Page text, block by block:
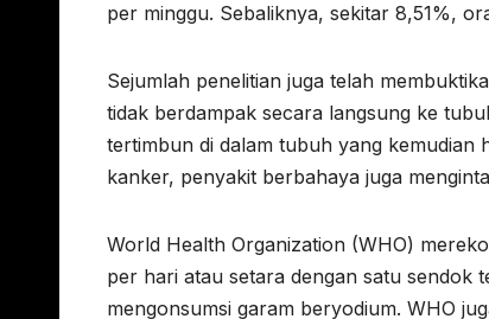
per minggu. Sebaliknya, sekitar 8,51%,
Sejumlah penelitian juga telah
tidak berdampak secara langsung ke
tertimbun di dalam tubuh yang kemudian
kanker, penyakit berbahaya juga
World Health Organization (WHO)
per hari atau setara dengan satu sendok
mengonsumsi garam beryodium. WHO